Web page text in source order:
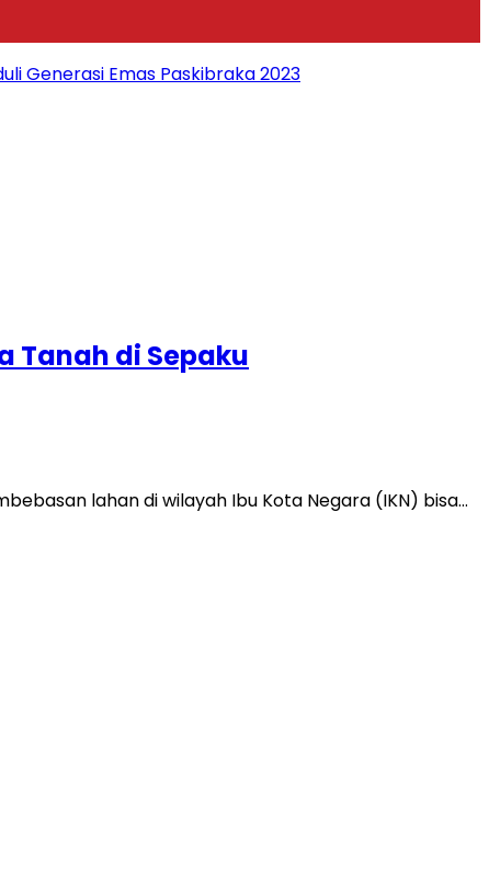
Generasi Emas Paskibraka 2023
Tanah di Sepaku
lahan di wilayah Ibu Kota Negara (IKN) bisa…